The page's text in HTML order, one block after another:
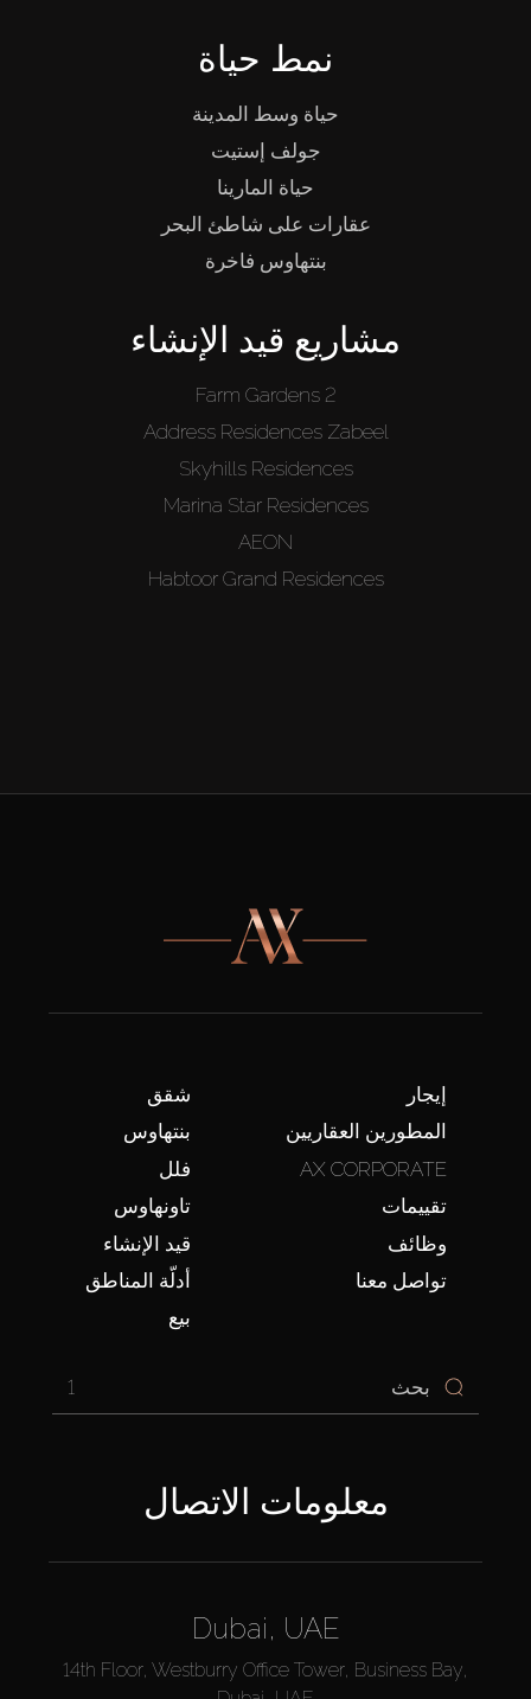
نمط حياة
حياة وسط المدينة
جولف إستيت
حياة المارينا
عقارات على شاطئ البحر
بنتهاوس فاخرة
مشاريع قيد الإنشاء
Farm Gardens 2
Address Residences Zabeel
Skyhills Residences
Marina Star Residences
AEON
Habtoor Grand Residences
شقق
بنتهاوس
فلل
تاونهاوس
قيد الإنشاء
أدلّة المناطق
بيع
إيجار
المطورين العقاريين
AX CORPORATE
تقييمات
وظائف
تواصل معنا
1
معلومات الاتصال
Dubai, UAE
14th Floor, Westburry Office Tower, Business Bay,